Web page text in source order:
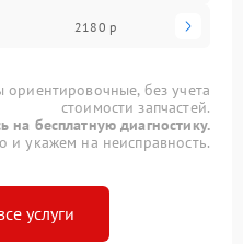
2180 р
ориентировочные, без учета
стоимости запчастей.
на бесплатную диагностику.
и укажем на неисправность.
услуги